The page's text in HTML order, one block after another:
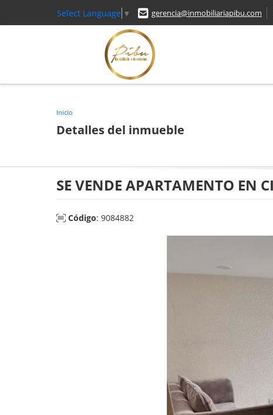
Select Language ▼ gerencia@inmobiliariapibu.com
Inicio
Detalles del inmueble
SE VENDE APARTAMENTO EN
Código: 9084882